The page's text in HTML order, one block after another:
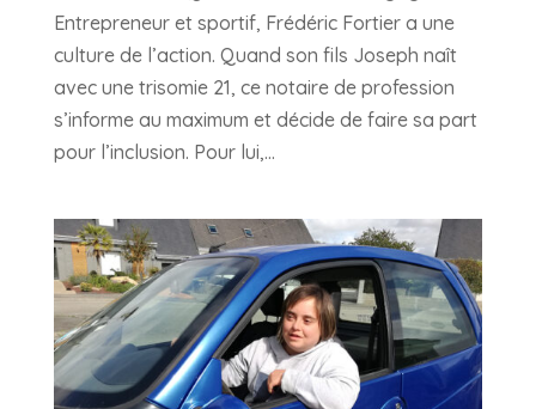
Entrepreneur et sportif, Frédéric Fortier a une
culture de l’action. Quand son fils Joseph naît
avec une trisomie 21, ce notaire de profession
s’informe au maximum et décide de faire sa part
pour l’inclusion. Pour lui,...